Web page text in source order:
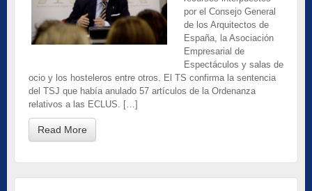
por el Consejo General
de los Arquitectos de
España, la Asociación
Empresarial de
Espectáculos y salas de
ocio y los hosteleros entre otros. El TS confirma la sentencia
del TSJ que había anulado 57 artículos de la Ordenanza
relativos a las ECLUS. […]
Read More